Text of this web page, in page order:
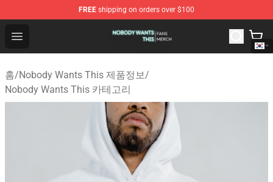
FREE shipping on orders over $100
Open menu
Nobody Wants This Shop - Official Nobody Wants This
홈/Nobody Wants This 제품정보/
Nobody Wants This 카테고리